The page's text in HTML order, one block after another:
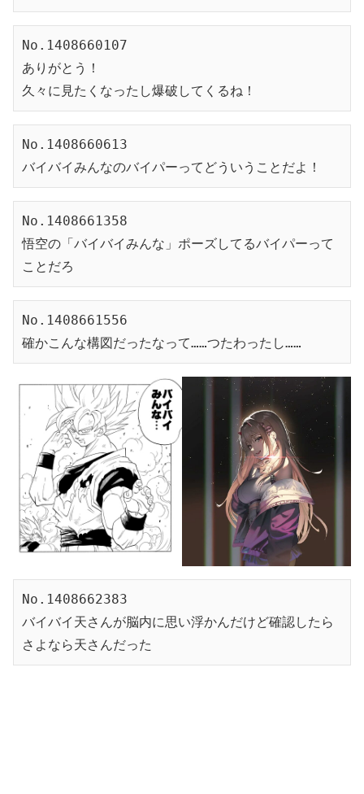
No.1408660107
ありがとう！
久々に見たくなったし爆破してくるね！
No.1408660613
バイバイみんなのバイパーってどういうことだよ！
No.1408661358
悟空の「バイバイみんな」ポーズしてるバイパーって
ことだろ
No.1408661556
確かこんな構図だったなって……つたわったし……
No.1408662383
バイバイ天さんが脳内に思い浮かんだけど確認したら
さよなら天さんだった